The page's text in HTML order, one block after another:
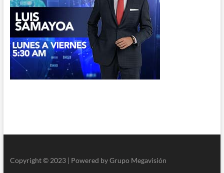
Copyright © 2023 | Powered by Grupo Megavisión